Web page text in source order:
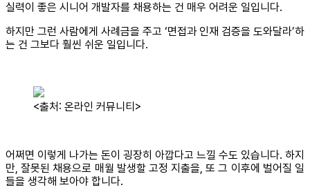
실력이 좋은 시니어 개발자를 채용하는 건 매우 어려운 일입니다.
하지만 그런 사람에게 사례금을 주고 ‘면접과 인재 검증을 도와달라’하
는 건 그보다 훨씬 쉬운 일입니다.
<출처: 온라인 커뮤니티>
어쩌면 이렇게 나가는 돈이 굉장히 아깝다고 느낄 수도 있습니다. 하지
만, 잘못된 채용으로 매월 발생할 고정 지출을, 또 그 이후에 벌어질 일
들을 생각해 보아야 합니다.